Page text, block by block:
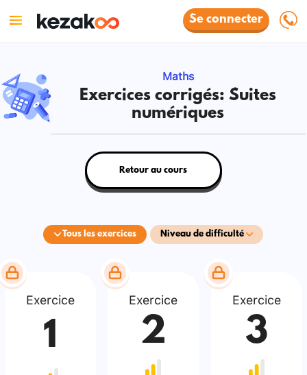
Se connecter
Maths
Exercices corrigés: Suites
numériques
Tous les exercices Niveau de difficulté
Retour au cours
Exercice
1
Exercice
2
Exercice
3